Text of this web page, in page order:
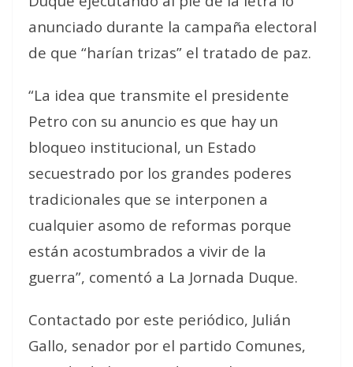
anunciado durante la campaña electoral
de que “harían trizas” el tratado de paz.
“La idea que transmite el presidente
Petro con su anuncio es que hay un
bloqueo institucional, un Estado
secuestrado por los grandes poderes
tradicionales que se interponen a
cualquier asomo de reformas porque
están acostumbrados a vivir de la
guerra”, comentó a La Jornada Duque.
Contactado por este periódico, Julián
Gallo, senador por el partido Comunes,